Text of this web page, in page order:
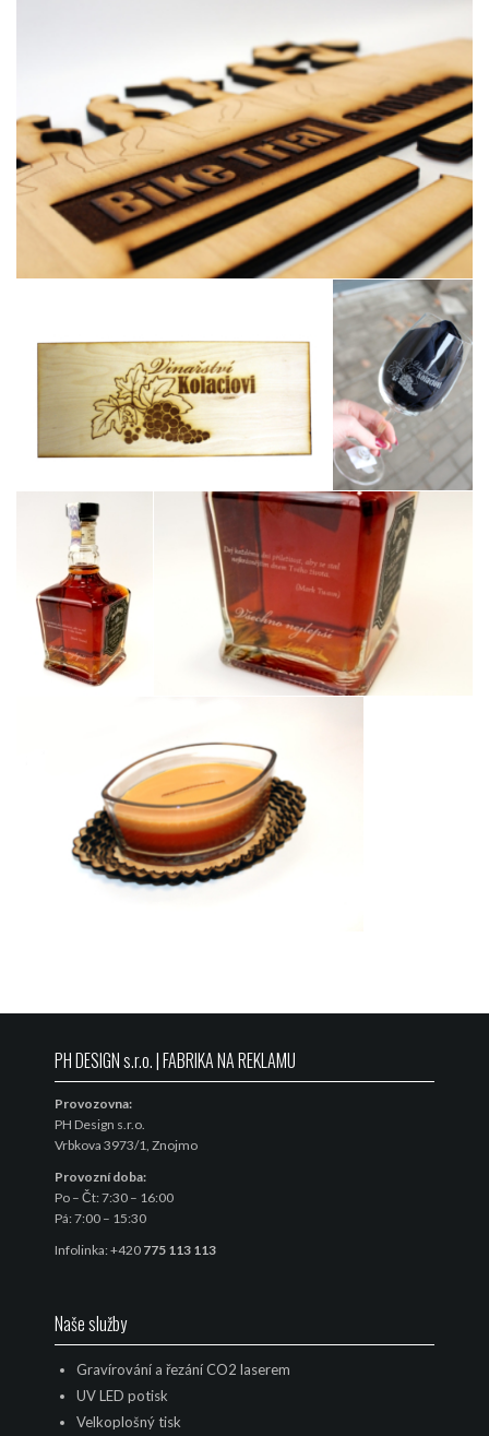
PH DESIGN s.r.o. | FABRIKA NA REKLAMU
Provozovna:
PH Design s.r.o.
Vrbkova 3973/1, Znojmo
Provozní doba:
Po – Čt: 7:30 – 16:00
Pá: 7:00 – 15:30
Infolinka: +420 775 113 113
Naše služby
Gravírování a řezání CO2 laserem
UV LED potisk
Velkoplošný tisk